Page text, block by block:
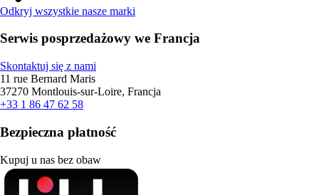
Odkryj wszystkie nasze marki
Serwis posprzedażowy we Francja
Skontaktuj się z nami
11 rue Bernard Maris
37270 Montlouis-sur-Loire, Francja
+33 1 86 47 62 58
Bezpieczna płatność
Kupuj u nas bez obaw